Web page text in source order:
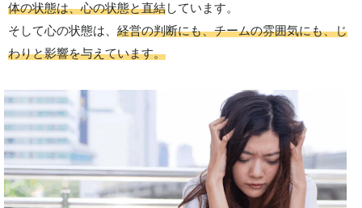
体の状態は、心の状態と直結しています。
そして心の状態は、 経営の判断にも、チームの雰囲気にも、じ
わりと影響を与えています。